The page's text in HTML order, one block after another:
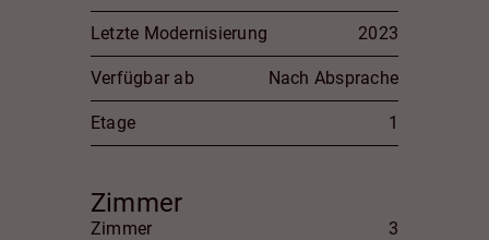
Letzte Modernisierung 2023
Verfügbar ab Nach Absprache
Etage 1
Zimmer
Zimmer 3